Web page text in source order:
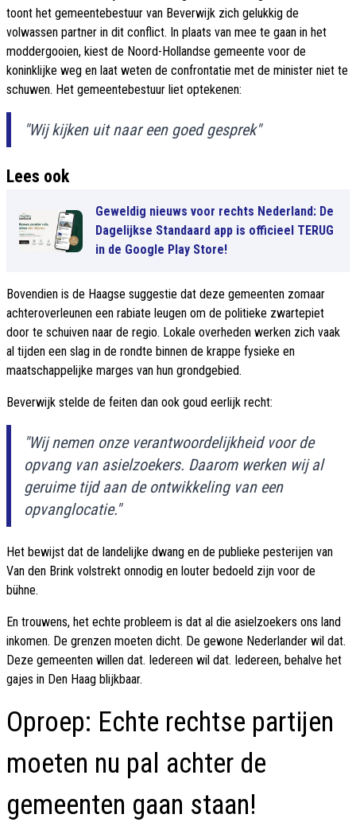
toont het gemeentebestuur van Beverwijk zich gelukkig de
volwassen partner in dit conflict. In plaats van mee te gaan in het
moddergooien, kiest de Noord-Hollandse gemeente voor de
koninklijke weg en laat weten de confrontatie met de minister niet te
schuwen. Het gemeentebestuur liet optekenen:
"Wij kijken uit naar een goed gesprek"
Lees ook
Geweldig nieuws voor rechts Nederland: De
Dagelijkse Standaard app is officieel TERUG
in de Google Play Store!
Bovendien is de Haagse suggestie dat deze gemeenten zomaar
achteroverleunen een rabiate leugen om de politieke zwartepiet
door te schuiven naar de regio. Lokale overheden werken zich vaak
al tijden een slag in de rondte binnen de krappe fysieke en
maatschappelijke marges van hun grondgebied.
Beverwijk stelde de feiten dan ook goud eerlijk recht:
"Wij nemen onze verantwoordelijkheid voor de
opvang van asielzoekers. Daarom werken wij al
geruime tijd aan de ontwikkeling van een
opvanglocatie."
Het bewijst dat de landelijke dwang en de publieke pesterijen van
Van den Brink volstrekt onnodig en louter bedoeld zijn voor de
bühne.
En trouwens, het echte probleem is dat al die asielzoekers ons land
inkomen. De grenzen moeten dicht. De gewone Nederlander wil dat.
Deze gemeenten willen dat. Iedereen wil dat. Iedereen, behalve het
gajes in Den Haag blijkbaar.
Oproep: Echte rechtse partijen
moeten nu pal achter de
gemeenten gaan staan!